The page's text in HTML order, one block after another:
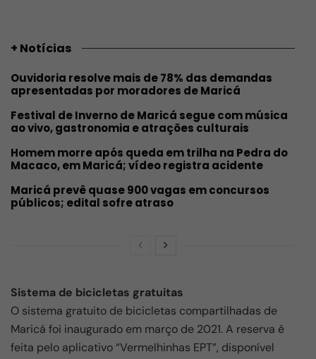
+ Notícias
Ouvidoria resolve mais de 78% das demandas
apresentadas por moradores de Maricá
Festival de Inverno de Maricá segue com música
ao vivo, gastronomia e atrações culturais
Homem morre após queda em trilha na Pedra do
Macaco, em Maricá; vídeo registra acidente
Maricá prevê quase 900 vagas em concursos
públicos; edital sofre atraso
Sistema de bicicletas gratuitas
O sistema gratuito de bicicletas compartilhadas de
Maricá foi inaugurado em março de 2021. A reserva é
feita pelo aplicativo “Vermelhinhas EPT”, disponível